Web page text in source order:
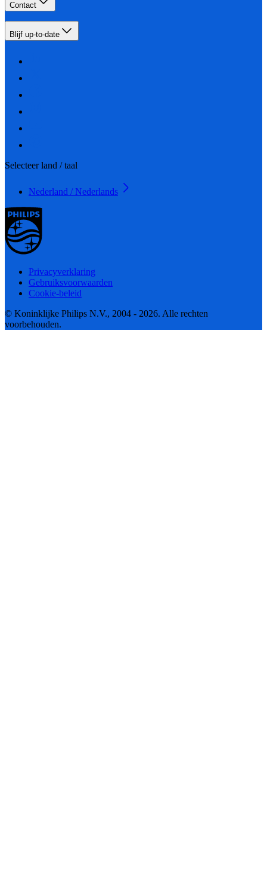
Contact
Blijf up-to-date
Selecteer land / taal
Nederland / Nederlands
Privacyverklaring
Gebruiksvoorwaarden
Cookie-beleid
© Koninklijke Philips N.V., 2004 - 2026. Alle rechten
voorbehouden.